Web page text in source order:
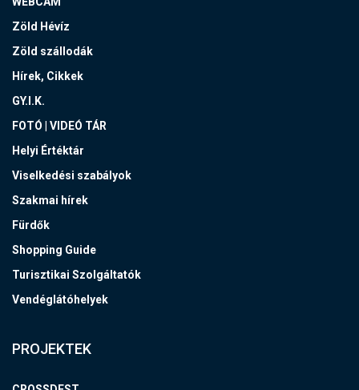
Zöld Hévíz
Zöld szállodák
Hírek, Cikkek
GY.I.K.
FOTÓ | VIDEÓ TÁR
Helyi Értéktár
Viselkedési szabályok
Szakmai hírek
Fürdők
Shopping Guide
Turisztikai Szolgáltatók
Vendéglátóhelyek
PROJEKTEK